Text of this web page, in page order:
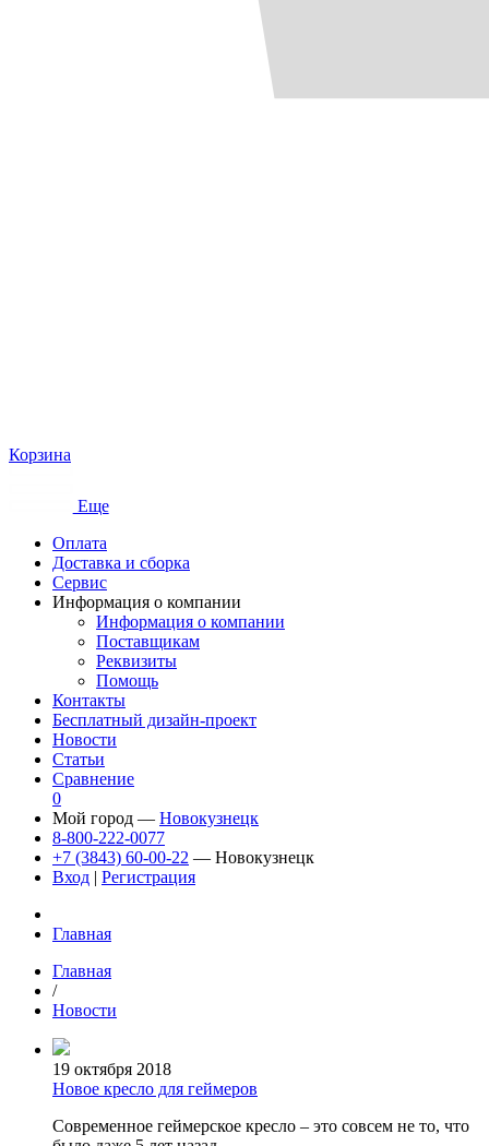
Корзина
Еще
Оплата
Доставка и сборка
Сервис
Информация о компании
Информация о компании
Поставщикам
Реквизиты
Помощь
Контакты
Бесплатный дизайн-проект
Новости
Статьи
Сравнение
0
Мой город — Новокузнецк
8-800-222-0077
+7 (3843) 60-00-22 — Новокузнецк
Вход | Регистрация
Главная
Главная
/
Новости
19 октября 2018
Новое кресло для геймеров
Современное геймерское кресло – это совсем не то, что